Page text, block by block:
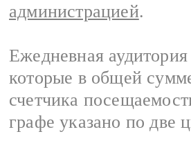
администрацией.
Ежедневная
которые в общей
счетчика
графе указано по две